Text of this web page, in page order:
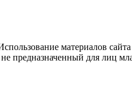
материалов
предназначенный для лиц